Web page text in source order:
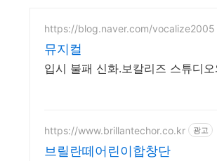
https://blog.naver.com/vocalize2005
뮤지컬
입시 불패 신화.보칼리즈 스튜디
https://www.brillantechor.co.kr 광고
브릴란떼어린이합창단